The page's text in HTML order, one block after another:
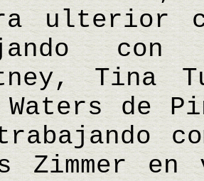
ulterior
Waters de
Zimmer